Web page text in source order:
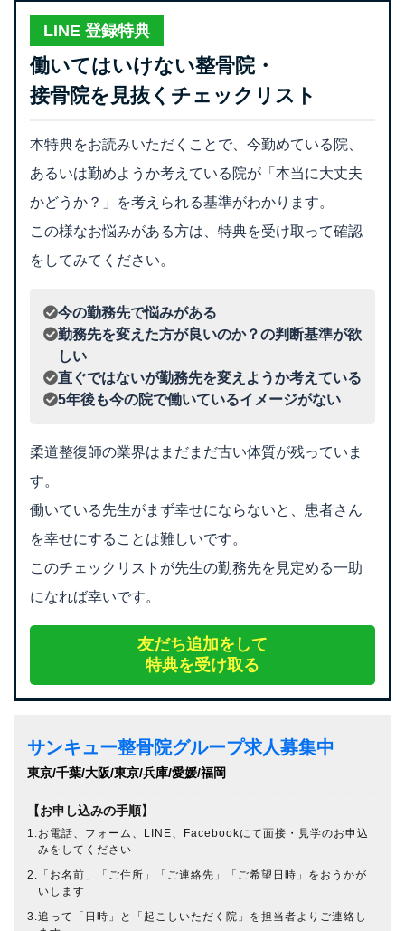
LINE 登録特典
働いてはいけない整骨院・
接骨院を見抜くチェックリスト
本特典をお読みいただくことで、今勤めている院、
あるいは勤めようか考えている院が「本当に大丈夫
かどうか？」を考えられる基準がわかります。
この様なお悩みがある方は、特典を受け取って確認
をしてみてください。
今の勤務先で悩みがある
勤務先を変えた方が良いのか？の判断基準が欲
しい
直ぐではないが勤務先を変えようか考えている
5年後も今の院で働いているイメージがない
柔道整復師の業界はまだまだ古い体質が残っていま
す。
働いている先生がまず幸せにならないと、患者さん
を幸せにすることは難しいです。
このチェックリストが先生の勤務先を見定める一助
になれば幸いです。
友だち追加をして
特典を受け取る
サンキュー整骨院グループ求人募集中
東京/千葉/大阪/東京/兵庫/愛媛/福岡
【お申し込みの手順】
1.お電話、フォーム、LINE、Facebookにて面接・見学のお申込
みをしてください
2.「お名前」「ご住所」「ご連絡先」「ご希望日時」をおうかが
いします
3.追って「日時」と「起こしいただく院」を担当者よりご連絡し